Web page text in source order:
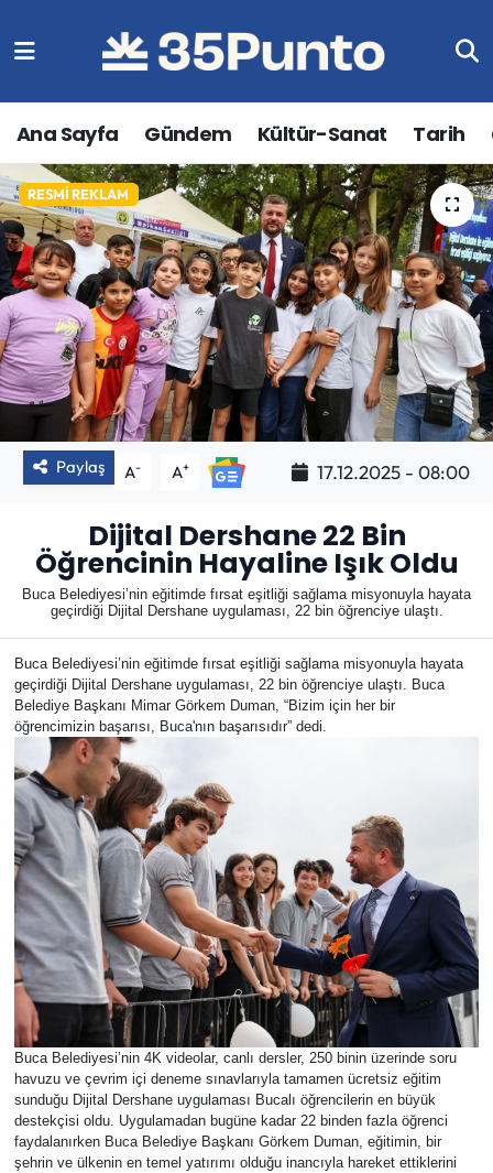
Ana Sayfa Gündem Kültür-Sanat Tarih
BU BIR İLANDIR
RESMI REKLAM
Paylaş A- A+ 17.12.2025 - 08:00
Dijital Dershane 22 Bin
Öğrencinin Hayaline Işık Oldu
Buca Belediyesi’nin eğitimde fırsat eşitliği sağlama misyonuyla hayata
geçirdiği Dijital Dershane uygulaması, 22 bin öğrenciye ulaştı.
Buca Belediyesi’nin eğitimde fırsat eşitliği sağlama misyonuyla hayata
geçirdiği Dijital Dershane uygulaması, 22 bin öğrenciye ulaştı. Buca
Belediye Başkanı Mimar Görkem Duman, “Bizim için her bir
öğrencimizin başarısı, Buca'nın başarısıdır” dedi.
Buca Belediyesi’nin 4K videolar, canlı dersler, 250 binin üzerinde soru
havuzu ve çevrim içi deneme sınavlarıyla tamamen ücretsiz eğitim
sunduğu Dijital Dershane uygulaması Bucalı öğrencilerin en büyük
destekçisi oldu. Uygulamadan bugüne kadar 22 binden fazla öğrenci
faydalanırken Buca Belediye Başkanı Görkem Duman, eğitimin, bir
şehrin ve ülkenin en temel yatırımı olduğu inancıyla hareket ettiklerini